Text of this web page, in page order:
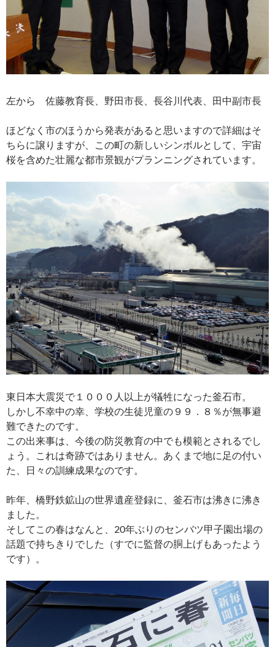
左から 佐藤教育長、野田市長、長谷川代表、田中副市長
ほどなく市のほうから発表があると思いますので詳細はそ
ちらに譲りますが、この町の新しいシンボルとして、宇宙
桜を含めた壮麗な都市景観がプランニングされています。
東日本大震災で１０００人以上が犠牲になった釜石市。
しかし不幸中の幸、学校の生徒児童の９９．８％が無事避
難できたのです。
この出来事は、今後の防災教育の中でも模範とされるでし
ょう。これは奇跡ではありません。あくまで地に足の付い
た、日々の訓練成果なのです。
昨年、橋野鉄鉱山の世界遺産登録に、釜石市は沸きに沸き
ました。
そしてこの春はなんと、20年ぶりのセンバツ甲子園出場の
話題で持ちきりでした（すでに監督の胴上げもあったよう
です）。